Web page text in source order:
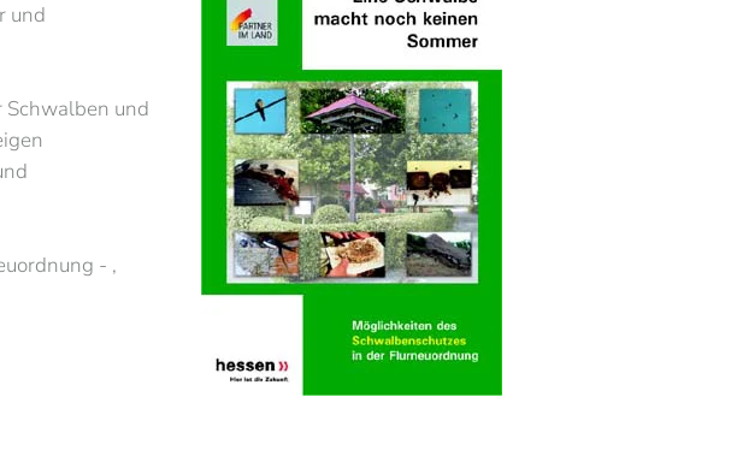
und
und
- ,